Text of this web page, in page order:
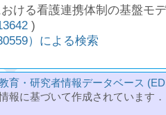
ける看護連携体制の基盤モ
)
）による検索
育・研究者情報データベース
報に基づいて作成されています